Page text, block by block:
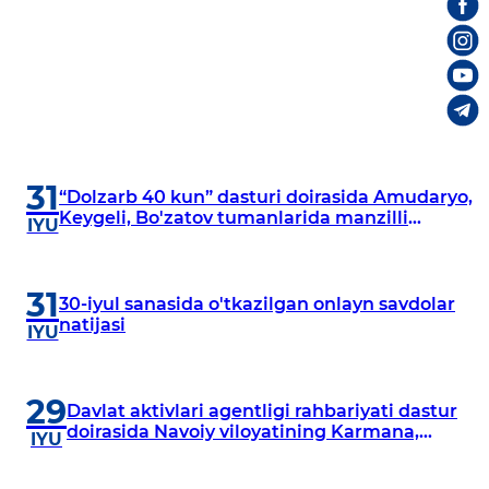
31
IYU
“Dolzarb 40 kun” dasturi doirasida Amudaryo,
Keygeli, Bo'zatov tumanlarida manzilli
31
IYU
30-iyul sanasida o'tkazilgan onlayn savdolar
natijasi
29
IYU
Davlat aktivlari agentligi rahbariyati dastur
doirasida Navoiy viloyatining Karmana,